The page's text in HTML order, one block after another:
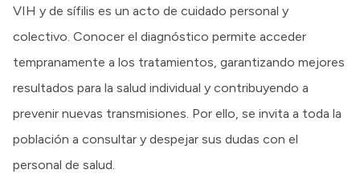
VIH y de sífilis es un acto de cuidado personal y
colectivo. Conocer el diagnóstico permite acceder
tempranamente a los tratamientos, garantizando mejores
resultados para la salud individual y contribuyendo a
prevenir nuevas transmisiones. Por ello, se invita a toda la
población a consultar y despejar sus dudas con el
personal de salud.